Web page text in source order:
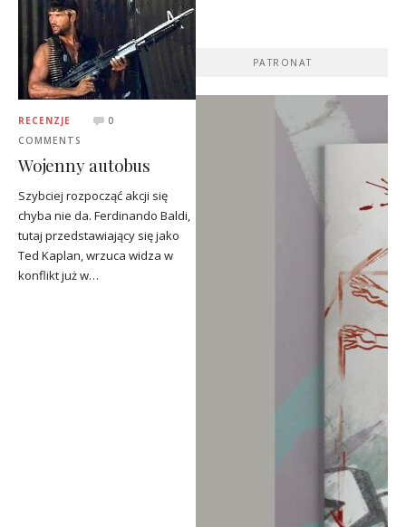
RECENZJE
0
COMMENTS
Wojenny autobus
Szybciej rozpocząć akcji się
chyba nie da. Ferdinando Baldi,
tutaj przedstawiający się jako
Ted Kaplan, wrzuca widza w
konflikt już w…
PATRONAT